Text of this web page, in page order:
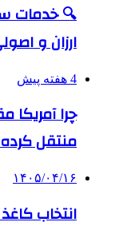
ارزان و
4 هفته پیش
چرا آمریکا
منتقل
۱۴۰۵/۰۴/۱۶